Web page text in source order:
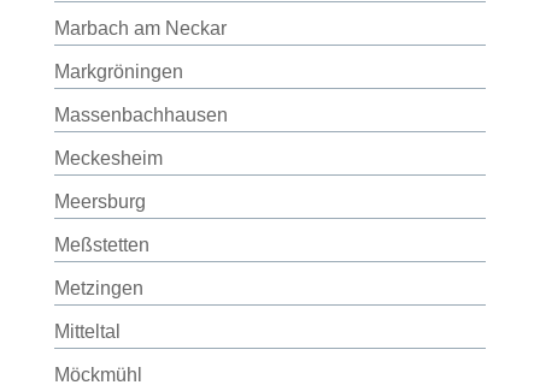
Marbach am Neckar
Markgröningen
Massenbachhausen
Meckesheim
Meersburg
Meßstetten
Metzingen
Mitteltal
Möckmühl